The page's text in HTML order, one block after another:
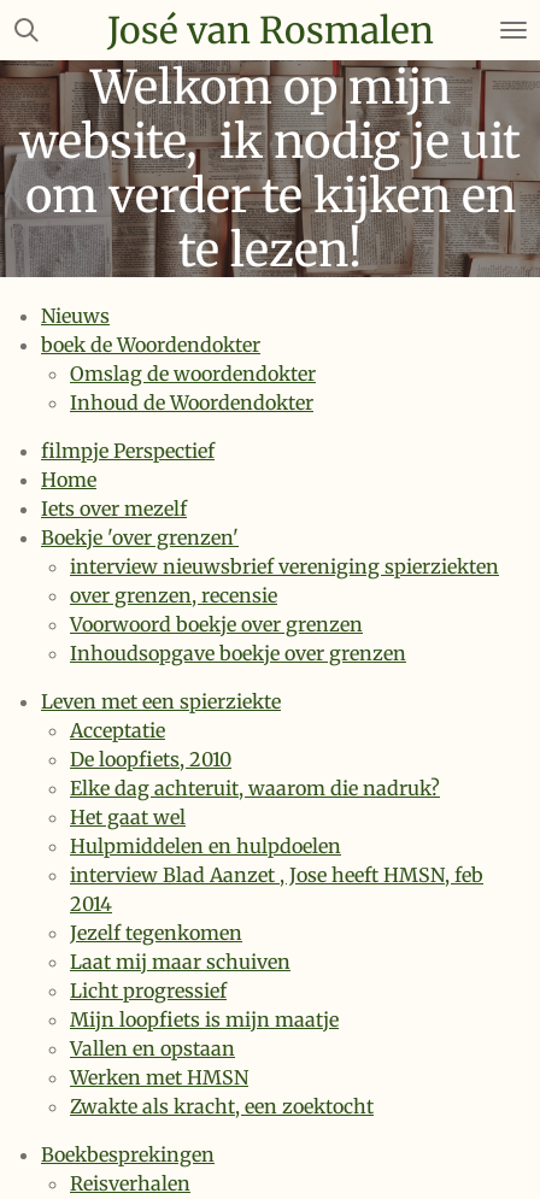
Ga
naar
de
hoofdinhoud
José van Rosmalen
Welkom op mijn
website, ik nodig je uit
om verder te kijken en
te lezen!
Nieuws
boek de Woordendokter
Omslag de woordendokter
Inhoud de Woordendokter
filmpje Perspectief
Home
Iets over mezelf
Boekje 'over grenzen'
interview nieuwsbrief vereniging spierziekten
over grenzen, recensie
Voorwoord boekje over grenzen
Inhoudsopgave boekje over grenzen
Leven met een spierziekte
Acceptatie
De loopfiets, 2010
Elke dag achteruit, waarom die nadruk?
Het gaat wel
Hulpmiddelen en hulpdoelen
interview Blad Aanzet , Jose heeft HMSN, feb
2014
Jezelf tegenkomen
Laat mij maar schuiven
Licht progressief
Mijn loopfiets is mijn maatje
Vallen en opstaan
Werken met HMSN
Zwakte als kracht, een zoektocht
Boekbesprekingen
Reisverhalen